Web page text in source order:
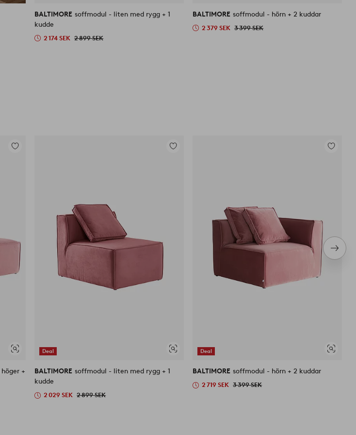
BALTIMORE soffmodul - liten med rygg + 1
kudde
2 174 SEK 2 899 SEK
BALTIMORE soffmodul - hörn + 2 kuddar
2 379 SEK 3 399 SEK
Visa
Lägg
+
Deal
Visa
Lägg
BALTIMORE soffmodul - liten med rygg + 1
kudde
2 029 SEK 2 899 SEK
Deal
Visa
Lägg
BALTIMORE soffmodul - hörn + 2 kuddar
2 719 SEK 3 399 SEK
Nästa